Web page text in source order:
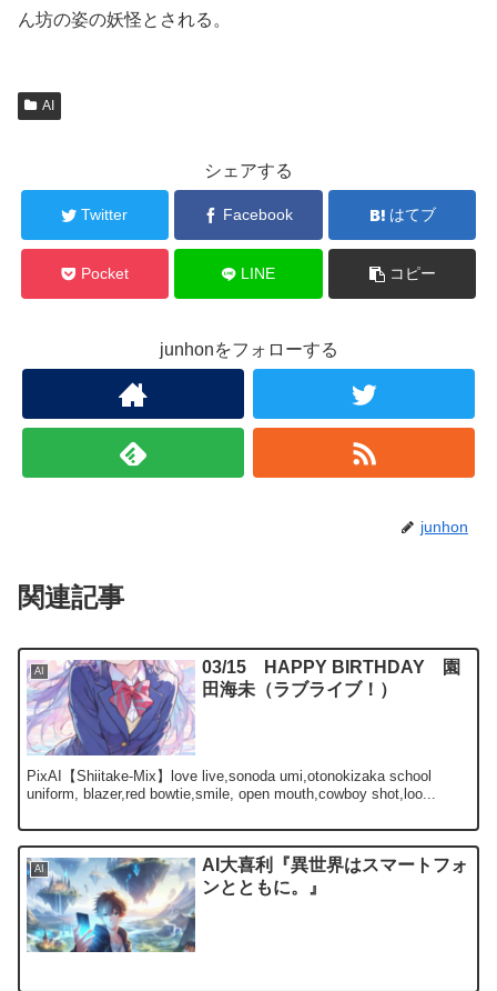
ん坊の姿の妖怪とされる。
AI
シェアする
Twitter Facebook はてブ
Pocket LINE コピー
junhonをフォローする
junhon
関連記事
AI
03/15 HAPPY BIRTHDAY 園
田海未（ラブライブ！）
PixAI【Shiitake-Mix】love live,sonoda umi,otonokizaka school
uniform, blazer,red bowtie,smile, open mouth,cowboy shot,loo...
AI
AI大喜利『異世界はスマートフォ
ンとともに。』